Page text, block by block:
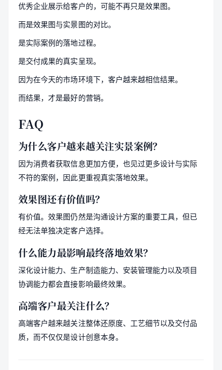
优秀企业展示给客户的，可能不再只是效果图。
而是效果图与实景图的对比。
是实际案例的落地过程。
是交付成果的真实呈现。
因为在今天的市场环境下，客户越来越相信结果。
而结果，才是最好的营销。
FAQ
为什么客户越来越关注实景案例？
因为消费者获取信息更加方便，也见过更多设计与实际
不符的案例，因此更重视真实落地效果。
效果图还有价值吗？
有价值。效果图仍然是沟通设计方案的重要工具，但已
经无法单独决定客户选择。
什么能力最影响最终落地效果？
深化设计能力、生产制造能力、安装管理能力以及项目
协调能力都会直接影响最终效果。
高端客户最关注什么？
高端客户越来越关注整体还原度、工艺细节以及交付品
质，而不仅仅是设计创意本身。